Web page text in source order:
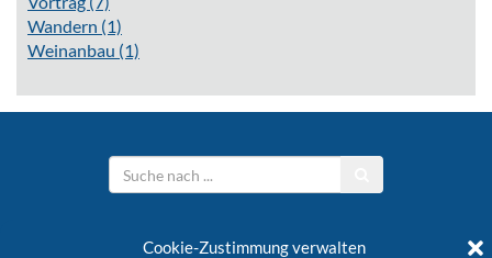
Cookie-Zustimmung verwalten
Wandern (1)
Weinanbau (1)